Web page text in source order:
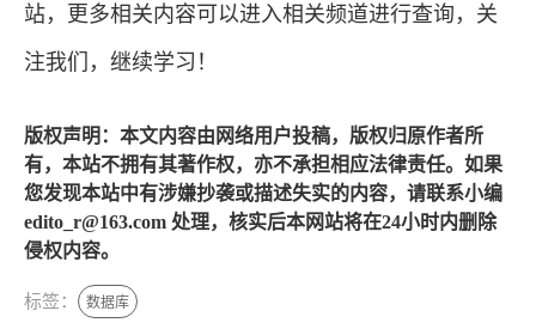
站，更多相关内容可以进入相关频道进行查询，关
注我们，继续学习！
版权声明：本文内容由网络用户投稿，版权归原作者所
有，本站不拥有其著作权，亦不承担相应法律责任。如果
您发现本站中有涉嫌抄袭或描述失实的内容，请联系小编
edito_r@163.com 处理，核实后本网站将在24小时内删除
侵权内容。
标签： 数据库